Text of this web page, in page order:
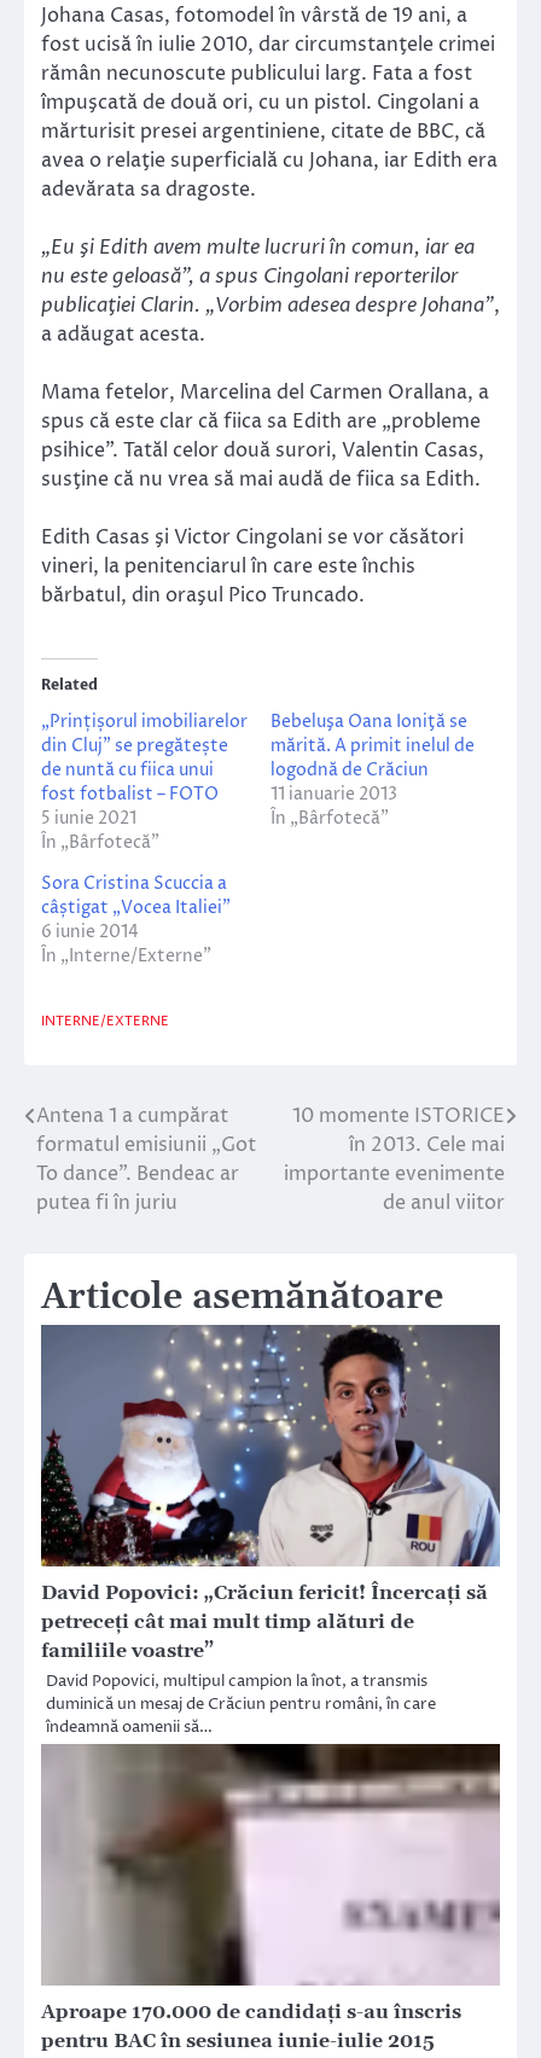
Johana Casas, fotomodel în vârstă de 19 ani, a
fost ucisă în iulie 2010, dar circumstanţele crimei
rămân necunoscute publicului larg. Fata a fost
împuşcată de două ori, cu un pistol. Cingolani a
mărturisit presei argentiniene, citate de BBC, că
avea o relaţie superficială cu Johana, iar Edith era
adevărata sa dragoste.
„Eu şi Edith avem multe lucruri în comun, iar ea
nu este geloasă”, a spus Cingolani reporterilor
publicaţiei Clarin. „Vorbim adesea despre Johana”,
a adăugat acesta.
Mama fetelor, Marcelina del Carmen Orallana, a
spus că este clar că fiica sa Edith are „probleme
psihice”. Tatăl celor două surori, Valentin Casas,
susţine că nu vrea să mai audă de fiica sa Edith.
Edith Casas şi Victor Cingolani se vor căsători
vineri, la penitenciarul în care este închis
bărbatul, din oraşul Pico Truncado.
Related
„Prințișorul imobiliarelor
din Cluj” se pregătește
de nuntă cu fiica unui
fost fotbalist – FOTO
5 iunie 2021
În „Bârfotecă”
Bebeluşa Oana Ioniţă se
mărită. A primit inelul de
logodnă de Crăciun
11 ianuarie 2013
În „Bârfotecă”
Sora Cristina Scuccia a
câștigat „Vocea Italiei”
6 iunie 2014
În „Interne/Externe”
INTERNE/EXTERNE
Navigare
în
articole
Antena 1 a cumpărat
formatul emisiunii „Got
To dance”. Bendeac ar
putea fi în juriu
10 momente ISTORICE
în 2013. Cele mai
importante evenimente
de anul viitor
Articole asemănătoare
David Popovici: „Crăciun fericit! Încercaţi să
petreceţi cât mai mult timp alături de
familiile voastre”
David Popovici, multipul campion la înot, a transmis
duminică un mesaj de Crăciun pentru români, în care
îndeamnă oamenii să…
Aproape 170.000 de candidaţi s-au înscris
pentru BAC în sesiunea iunie-iulie 2015